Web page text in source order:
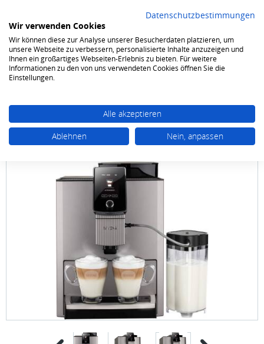
0
Elektrokleingeräte Kaffee / Tee / Espresso Kaffeevollautomaten
NIVONA CafeRomatica NICR 1040 Titan / Chrom
Datenschutzbestimmungen
Wir verwenden Cookies
Wir können diese zur Analyse unserer Besucherdaten platzieren, um
unsere Webseite zu verbessern, personalisierte Inhalte anzuzeigen und
Ihnen ein großartiges Webseiten-Erlebnis zu bieten. Für weitere
Informationen zu den von uns verwendeten Cookies öffnen Sie die
Einstellungen.
Alle akzeptieren
Ablehnen
Nein, anpassen